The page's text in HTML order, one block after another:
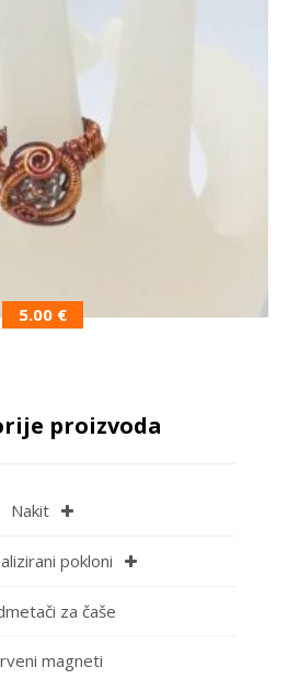
5.00 €
proizvoda
Nakit
pokloni
za čaše
magneti